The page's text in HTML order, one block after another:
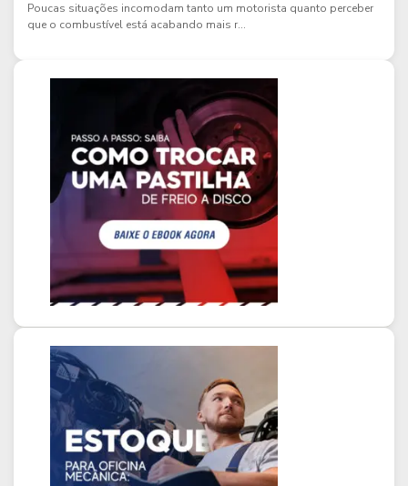
Poucas situações incomodam tanto um motorista quanto perceber
que o combustível está acabando mais r...